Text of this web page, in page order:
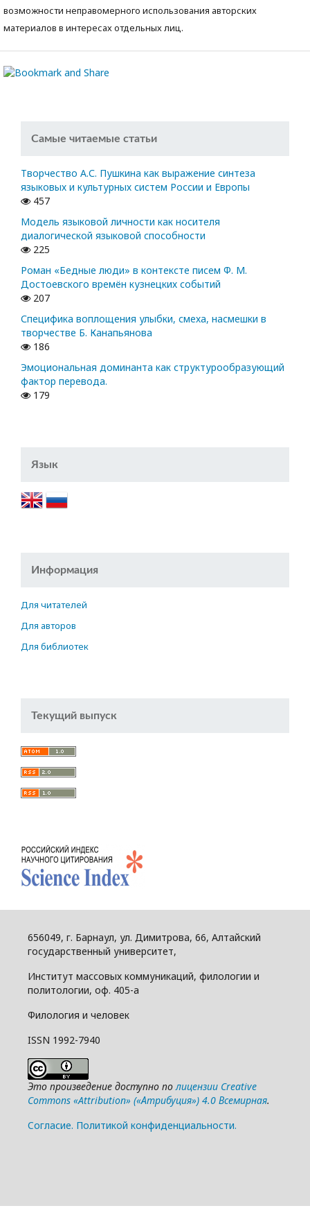
возможности неправомерного использования авторских
материалов в интересах отдельных лиц.
Самые читаемые статьи
Творчество А.С. Пушкина как выражение синтеза
языковых и культурных систем России и Европы
457
Модель языковой личности как носителя
диалогической языковой способности
225
Роман «Бедные люди» в контексте писем Ф. М.
Достоевского времён кузнецких событий
207
Специфика воплощения улыбки, смеха, насмешки в
творчестве Б. Канапьянова
186
Эмоциональная доминанта как структурообразующий
фактор перевода.
179
Язык
Информация
Для читателей
Для авторов
Для библиотек
Текущий выпуск
656049, г. Барнаул, ул. Димитрова, 66, Алтайский
государственный университет,
Институт массовых коммуникаций, филологии и
политологии, оф. 405-а
Филология и человек
ISSN 1992-7940
Это произведение доступно полицензии Creative
Commons «Attribution» («Атрибуция») 4.0 Всемирная.
Cогласие. Политикой конфиденциальности.